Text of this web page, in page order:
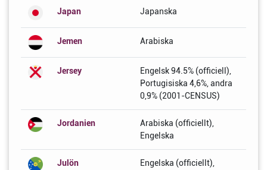
Japan Japanska
Jemen Arabiska
Jersey
Engelsk 94.5% (officiell),
Portugisiska 4,6%, andra
0,9% (2001-CENSUS)
Jordanien
Arabiska (officiellt),
Engelska
Julön
Engelska (officiellt),